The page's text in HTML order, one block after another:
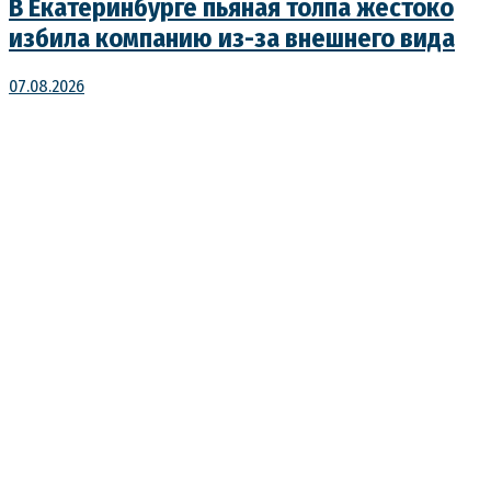
В Екатеринбурге пьяная толпа жестоко
избила компанию из-за внешнего вида
07.08.2026